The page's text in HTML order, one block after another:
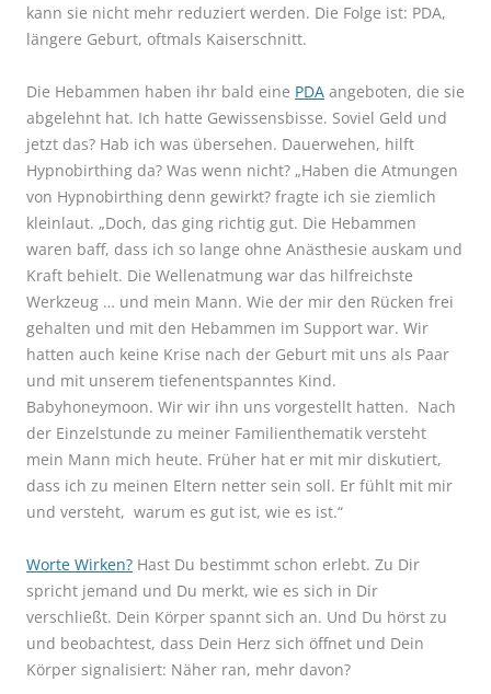
kann sie nicht mehr reduziert werden. Die Folge ist: PDA,
längere Geburt, oftmals Kaiserschnitt.
Die Hebammen haben ihr bald eine PDA angeboten, die sie
abgelehnt hat. Ich hatte Gewissensbisse. Soviel Geld und
jetzt das? Hab ich was übersehen. Dauerwehen, hilft
Hypnobirthing da? Was wenn nicht? „Haben die Atmungen
von Hypnobirthing denn gewirkt? fragte ich sie ziemlich
kleinlaut. „Doch, das ging richtig gut. Die Hebammen
waren baff, dass ich so lange ohne Anästhesie auskam und
Kraft behielt. Die Wellenatmung war das hilfreichste
Werkzeug … und mein Mann. Wie der mir den Rücken frei
gehalten und mit den Hebammen im Support war. Wir
hatten auch keine Krise nach der Geburt mit uns als Paar
und mit unserem tiefenentspanntes Kind.
Babyhoneymoon. Wir wir ihn uns vorgestellt hatten. Nach
der Einzelstunde zu meiner Familienthematik versteht
mein Mann mich heute. Früher hat er mit mir diskutiert,
dass ich zu meinen Eltern netter sein soll. Er fühlt mit mir
und versteht, warum es gut ist, wie es ist.“
Worte Wirken? Hast Du bestimmt schon erlebt. Zu Dir
spricht jemand und Du merkt, wie es sich in Dir
verschließt. Dein Körper spannt sich an. Und Du hörst zu
und beobachtest, dass Dein Herz sich öffnet und Dein
Körper signalisiert: Näher ran, mehr davon?